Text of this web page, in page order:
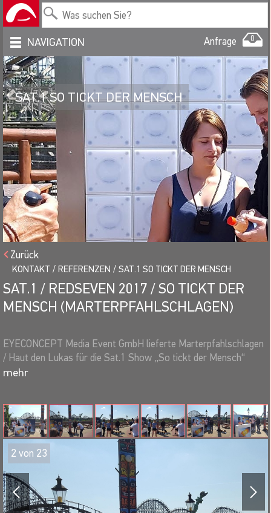
NAVIGATION Anfrage 0
SAT.1 SO TICKT DER MENSCH
Zurück
KONTAKT REFERENZEN SAT.1 SO TICKT DER MENSCH
SAT.1 / REDSEVEN 2017 / SO TICKT DER
MENSCH (MARTERPFAHLSCHLAGEN)
EYECONCEPT Media Event GmbH lieferte Marterpfahlschlagen
/ Haut den Lukas für die Sat.1 Show „So tickt der Mensch“
(Ausstrahlung: 17.02.2017, 20:15 Uhr).
2 von 23